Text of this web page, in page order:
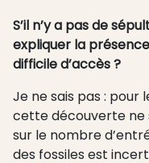
S’il n’y a pas de
expliquer la
difficile d’accès ?
Je ne sais pas :
cette découverte ne
sur le nombre
des fossiles est